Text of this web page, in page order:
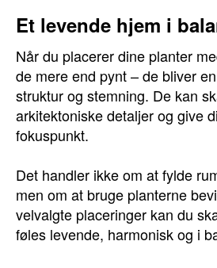
Et levende hjem i
Når du placerer dine planter
de mere end pynt – de bliver
struktur og stemning. De kan
arkitektoniske detaljer og give
fokuspunkt.
Det handler ikke om at fylde
men om at bruge planterne
velvalgte placeringer kan du
føles levende, harmonisk og i